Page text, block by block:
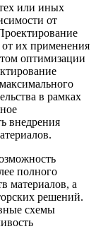
или иных
от
от их применения
оптимизации
в рамках
внедрения
полного
материалов, а
решений.
схемы